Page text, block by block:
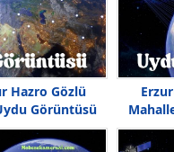
Hazro Gözlü
Görüntüsü